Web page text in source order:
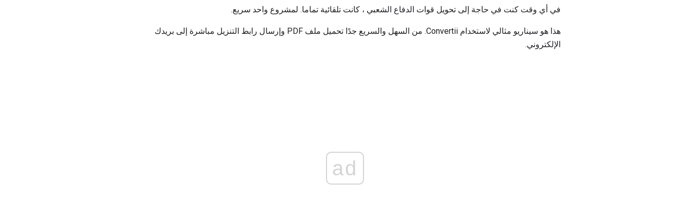
في أي وقت كنت في حاجة إلى تحويل قوات الدفاع الشعبي ، كانت تلقائية تماما. لمشروع واحد سريع.
هذا هو سيناريو مثالي لاستخدام Convertii. من السهل والسريع جدًا تحميل ملف PDF وإرسال رابط التنزيل مباشرة إلى بريدك
الإلكتروني.
ad